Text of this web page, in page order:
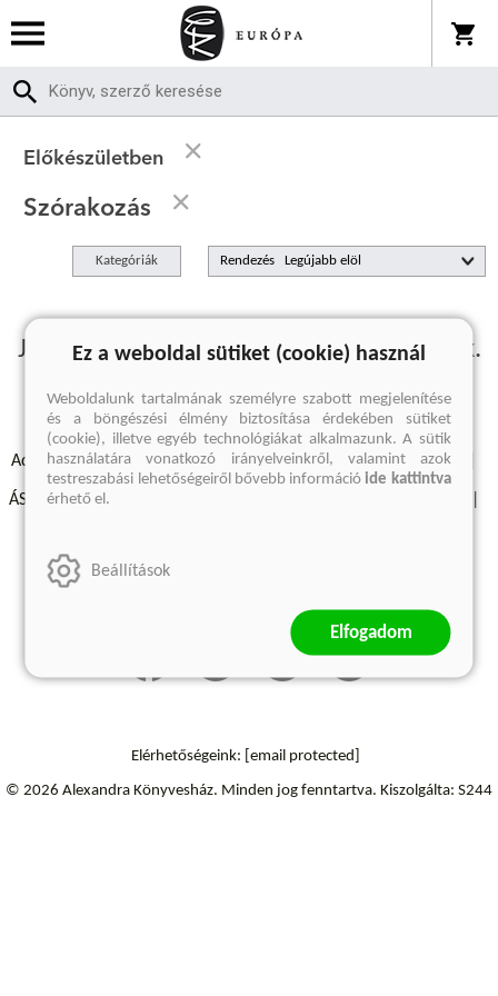
Előkészületben
Szórakozás
Kategóriák Rendezés
Jelenleg nincs előkészületben termékünk.
Adatvédelmi szabályzatok Elállási felmondási nyilatkozat
ÁSZF - Vásárlási feltételek
Szállítási információk
Elérhetőségeink: [email protected]
© 2026 Alexandra Könyvesház. Minden jog fenntartva. Kiszolgálta: S244
Ez a weboldal sütiket (cookie) használ
Weboldalunk tartalmának személyre szabott megjelenítése
és a böngészési élmény biztosítása érdekében sütiket
(cookie), illetve egyéb technológiákat alkalmazunk. A sütik
használatára vonatkozó irányelveinkről, valamint azok
testreszabási lehetőségeiről bővebb információide kattintva
érhető el.
Beállítások
Elfogadom